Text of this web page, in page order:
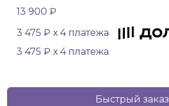
13 900 ₽
3 475 ₽ х 4 платежа
3 475 ₽ х 4 платежа
Быстрый заказ